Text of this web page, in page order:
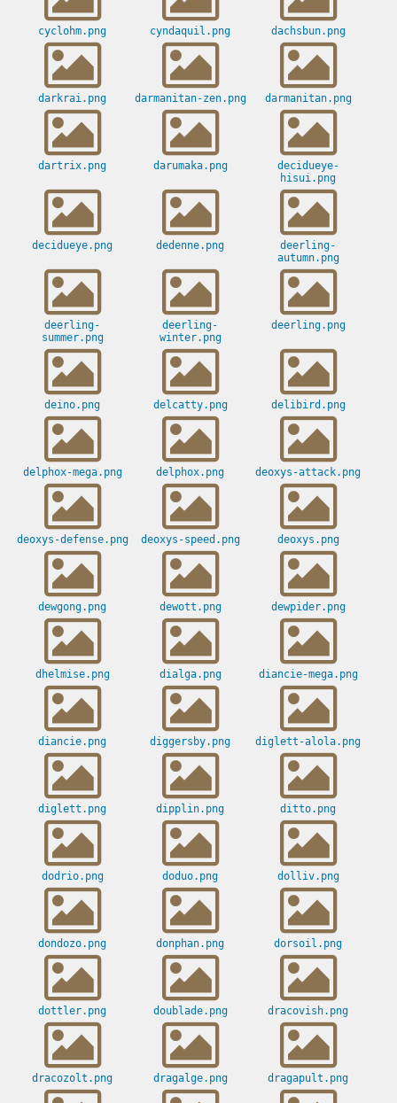
cyclohm.png cyndaquil.png dachsbun.png
darkrai.png darmanitan-zen.png darmanitan.png
dartrix.png darumaka.png
decidueye-
hisui.png
decidueye.png dedenne.png
deerling-
autumn.png
deerling-
summer.png
deerling-
winter.png
deerling.png
deino.png delcatty.png delibird.png
delphox-mega.png delphox.png deoxys-attack.png
deoxys-defense.png deoxys-speed.png deoxys.png
dewgong.png dewott.png dewpider.png
dhelmise.png dialga.png diancie-mega.png
diancie.png diggersby.png diglett-alola.png
diglett.png dipplin.png ditto.png
dodrio.png doduo.png dolliv.png
dondozo.png donphan.png dorsoil.png
dottler.png doublade.png dracovish.png
dracozolt.png dragalge.png dragapult.png